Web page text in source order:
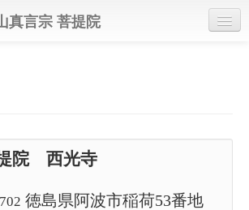
真言宗 菩提院
院 西光寺
徳島県阿波市稲荷53番地